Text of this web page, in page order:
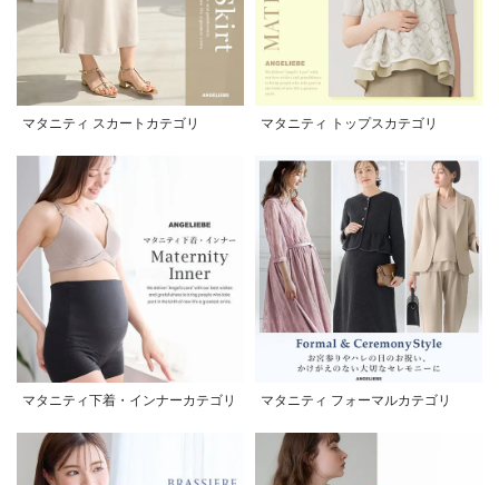
マタニティ スカートカテゴリ マタニティ トップスカテゴリ
マタニティ下着・インナーカテゴリ マタニティ フォーマルカテゴリ